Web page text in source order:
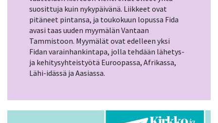
suosittuja kuin nykypäivänä. Liikkeet ovat
pitäneet pintansa, ja toukokuun lopussa Fida
avasi taas uuden myymälän Vantaan
Tammistoon. Myymälät ovat edelleen yksi
Fidan varainhankintapa, jolla tehdään lähetys-
ja kehitysyhteistyötä Euroopassa, Afrikassa,
Lähi-idässä ja Aasiassa.